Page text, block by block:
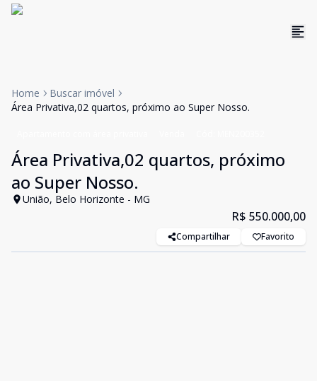
Home
Buscar imóvel
Área Privativa,02 quartos, próximo ao Super Nosso.
Área Privativa,02 quartos, próximo
ao Super Nosso.
União, Belo Horizonte - MG
R$ 550.000,00
Compartilhar Favorito